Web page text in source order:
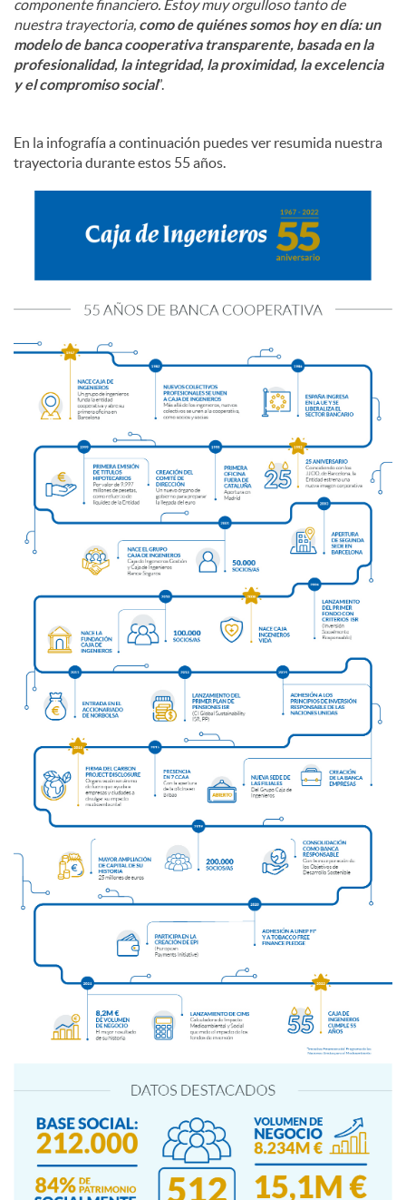
componente financiero. Estoy muy orgulloso tanto de
nuestra trayectoria, como de quiénes somos hoy en día: un
modelo de banca cooperativa transparente, basada en la
profesionalidad, la integridad, la proximidad, la excelencia
y el compromiso social”.
En la infografía a continuación puedes ver resumida nuestra
trayectoria durante estos 55 años.